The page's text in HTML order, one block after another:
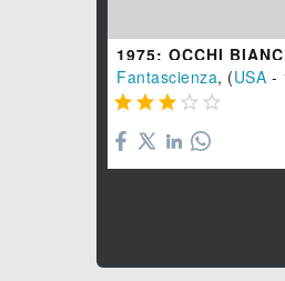
1975: OCCHI
Fantascienza, (USA -
    